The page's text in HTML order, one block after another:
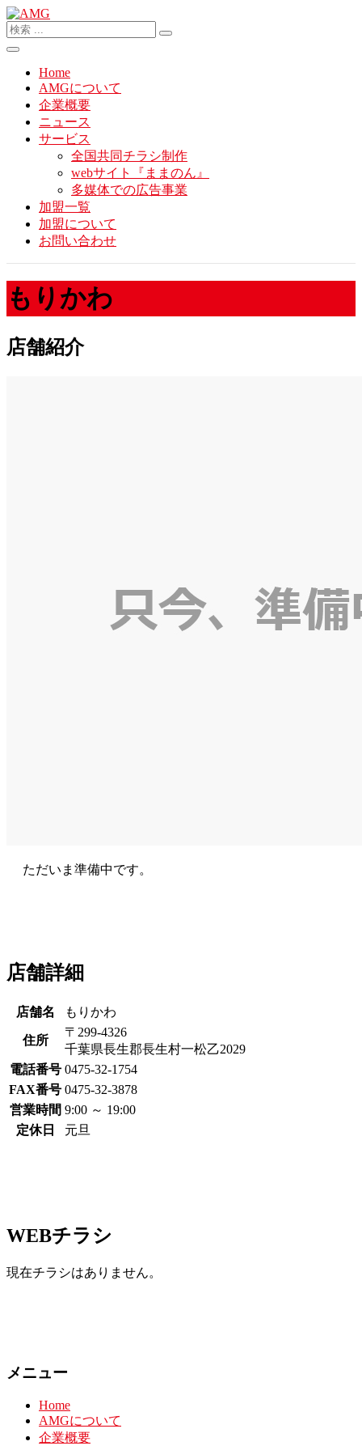
Home
AMGについて
企業概要
ニュース
サービス
全国共同チラシ制作
webサイト『ままのん』
多媒体での広告事業
加盟一覧
加盟について
お問い合わせ
もりかわ
店舗紹介
ただいま準備中です。
店舗詳細
店舗名 もりかわ
住所
〒299-4326
千葉県長生郡長生村一松乙2029
電話番号 0475-32-1754
FAX番号 0475-32-3878
営業時間 9:00 ～ 19:00
定休日
元旦
WEBチラシ
現在チラシはありません。
メニュー
Home
AMGについて
企業概要